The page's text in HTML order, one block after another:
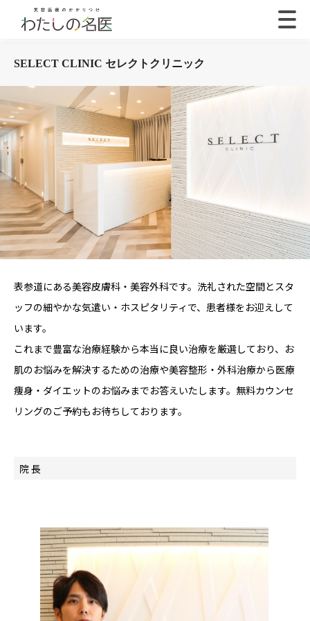
SELECT CLINIC セレクトクリニック
表参道にある美容皮膚科・美容外科です。洗礼された空間とスタ
ッフの細やかな気遣い・ホスピタリティで、患者様をお迎えして
います。
これまで豊富な治療経験から本当に良い治療を厳選しており、お
肌のお悩みを解決するための治療や美容整形・外科治療から医療
痩身・ダイエットのお悩みまでお答えいたします。無料カウンセ
リングのご予約もお待ちしております。
院 長